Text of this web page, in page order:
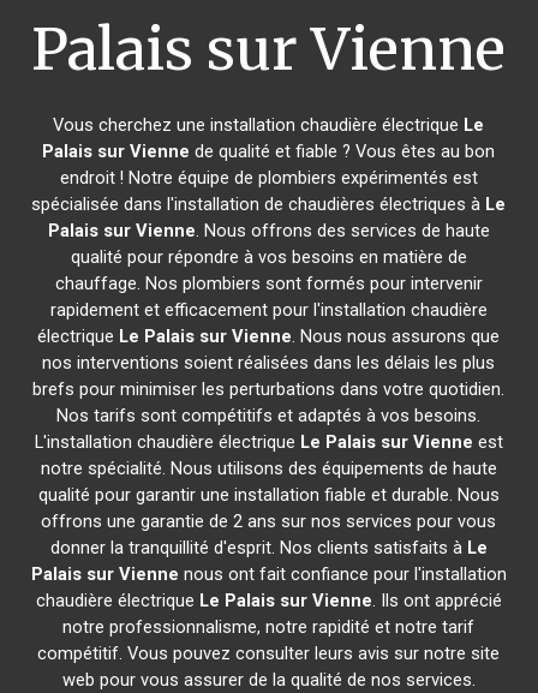
Palais sur Vienne
Vous cherchez une installation chaudière électrique Le
Palais sur Vienne de qualité et fiable ? Vous êtes au bon
endroit ! Notre équipe de plombiers expérimentés est
spécialisée dans l'installation de chaudières électriques à Le
Palais sur Vienne. Nous offrons des services de haute
qualité pour répondre à vos besoins en matière de
chauffage. Nos plombiers sont formés pour intervenir
rapidement et efficacement pour l'installation chaudière
électrique Le Palais sur Vienne. Nous nous assurons que
nos interventions soient réalisées dans les délais les plus
brefs pour minimiser les perturbations dans votre quotidien.
Nos tarifs sont compétitifs et adaptés à vos besoins.
L'installation chaudière électrique Le Palais sur Vienne est
notre spécialité. Nous utilisons des équipements de haute
qualité pour garantir une installation fiable et durable. Nous
offrons une garantie de 2 ans sur nos services pour vous
donner la tranquillité d'esprit. Nos clients satisfaits à Le
Palais sur Vienne nous ont fait confiance pour l'installation
chaudière électrique Le Palais sur Vienne. Ils ont apprécié
notre professionnalisme, notre rapidité et notre tarif
compétitif. Vous pouvez consulter leurs avis sur notre site
web pour vous assurer de la qualité de nos services.